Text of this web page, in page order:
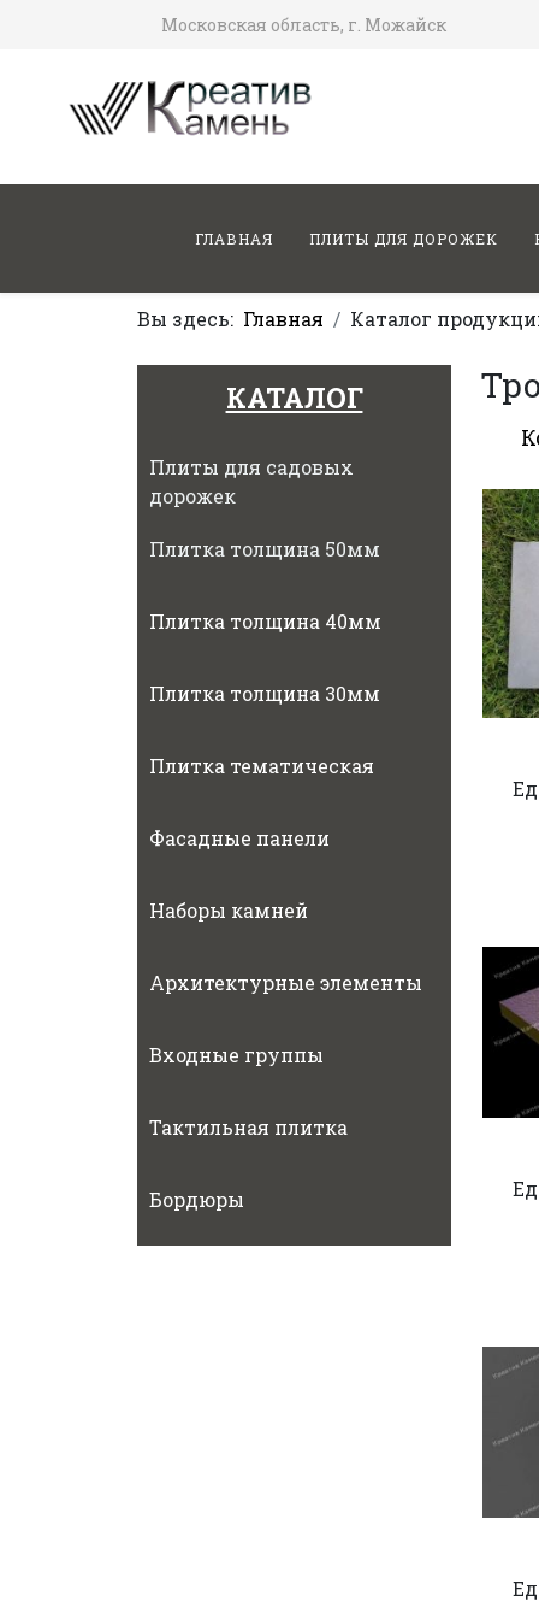
Московская область, г. Можайск
ГЛАВНАЯ ПЛИТЫ ДЛЯ ДОРОЖЕК
Вы здесь: Главная Каталог
КАТАЛОГ
Плиты для садовых
дорожек
Плитка толщина 50мм
Плитка толщина 40мм
Плитка толщина 30мм
Плитка тематическая
Фасадные панели
Наборы камней
Архитектурные элементы
Входные группы
Тактильная плитка
Бордюры